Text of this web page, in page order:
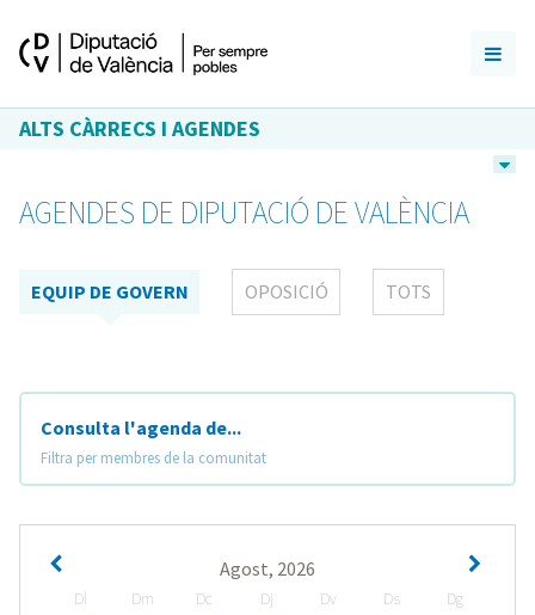
ALTS CÀRRECS I AGENDES
AGENDES DE DIPUTACIÓ DE VALÈNCIA
EQUIP DE GOVERN OPOSICIÓ TOTS
Consulta l'agenda de...
Filtra per membres de la comunitat
Agost, 2026
Dl Dm Dc Dj Dv Ds
Dg